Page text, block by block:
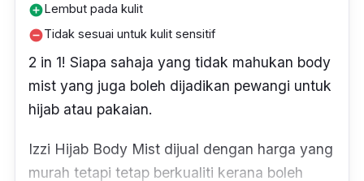
add_circleLembut pada kulit
remove_circleTidak sesuai untuk kulit sensitif
2 in 1! Siapa sahaja yang tidak mahukan body
mist yang juga boleh dijadikan pewangi untuk
hijab atau pakaian.
Izzi Hijab Body Mist dijual dengan harga yang
murah tetapi tetap berkualiti kerana boleh